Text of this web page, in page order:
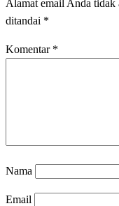
Alamat email Anda
ditandai *
Komentar *
Nama
Email